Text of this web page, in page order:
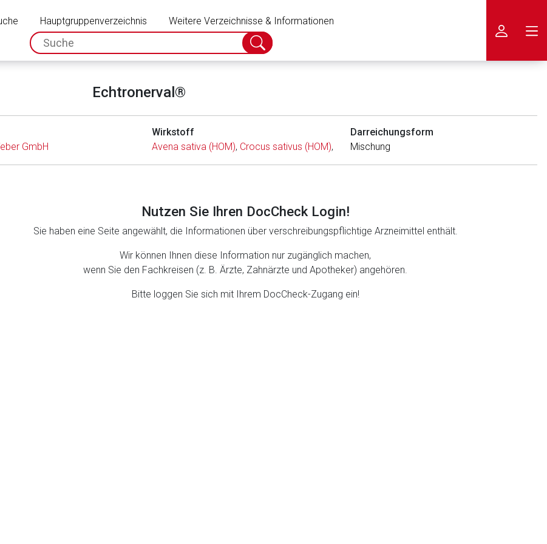
Hauptgruppenverzeichnis
Weitere Verzeichnisse & Informationen
spc.search.input.placeholder
Suche
abschicken
Echtronerval®
GmbH
Wirkstoff
Avena sativa (HOM), Crocus sativus (HOM), Gelsemium sempervirens (HOM)
Darreichungsform
Mischung
Nutzen Sie Ihren DocCheck Login!
Sie haben eine Seite angewählt, die Informationen über verschreibungspflichtige Arzneimittel enthält.
Wir können Ihnen diese Information nur zugänglich machen,
wenn Sie den Fachkreisen (z. B. Ärzte, Zahnärzte und Apotheker) angehören.
Bitte loggen Sie sich mit Ihrem DocCheck-Zugang ein!
Seite
Link öffnet eine externe Web-Seite. Für die Inhalte der externen Web-Seite ist deren